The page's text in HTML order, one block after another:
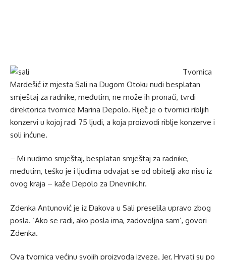
Tvornica
Mardešić iz mjesta Sali na Dugom Otoku nudi besplatan
smještaj za radnike, međutim, ne može ih pronaći, tvrdi
direktorica tvornice Marina Depolo. Riječ je o tvornici ribljih
konzervi u kojoj radi 75 ljudi, a koja proizvodi riblje konzerve i
soli inćune.
– Mi nudimo smještaj, besplatan smještaj za radnike,
međutim, teško je i ljudima odvajat se od obitelji ako nisu iz
ovog kraja – kaže Depolo za Dnevnik.hr.
Zdenka Antunović je iz Đakova u Sali preselila upravo zbog
posla. ‘Ako se radi, ako posla ima, zadovoljna sam’, govori
Zdenka.
Ova tvornica većinu svojih proizvoda izveze. Jer, Hrvati su po